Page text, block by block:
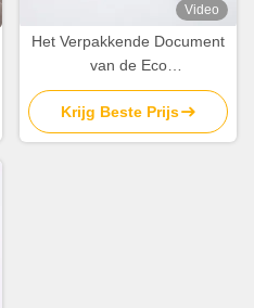
Video
Het Verpakkende Document
van de Eco
Vriendschappelijke
60cmx60cm niet Geweven
Bloem Bladen voor Boeket
Krijg Beste Prijs